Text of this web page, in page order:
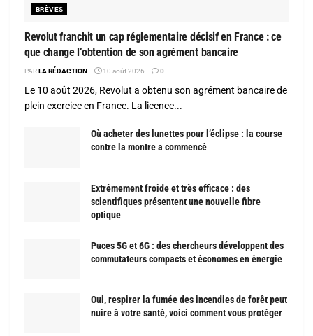
BRÈVES
Revolut franchit un cap réglementaire décisif en France : ce
que change l’obtention de son agrément bancaire
PAR LA RÉDACTION 10 août 2026 0
Le 10 août 2026, Revolut a obtenu son agrément bancaire de
plein exercice en France. La licence...
Où acheter des lunettes pour l’éclipse : la course
contre la montre a commencé
Extrêmement froide et très efficace : des
scientifiques présentent une nouvelle fibre
optique
Puces 5G et 6G : des chercheurs développent des
commutateurs compacts et économes en énergie
Oui, respirer la fumée des incendies de forêt peut
nuire à votre santé, voici comment vous protéger